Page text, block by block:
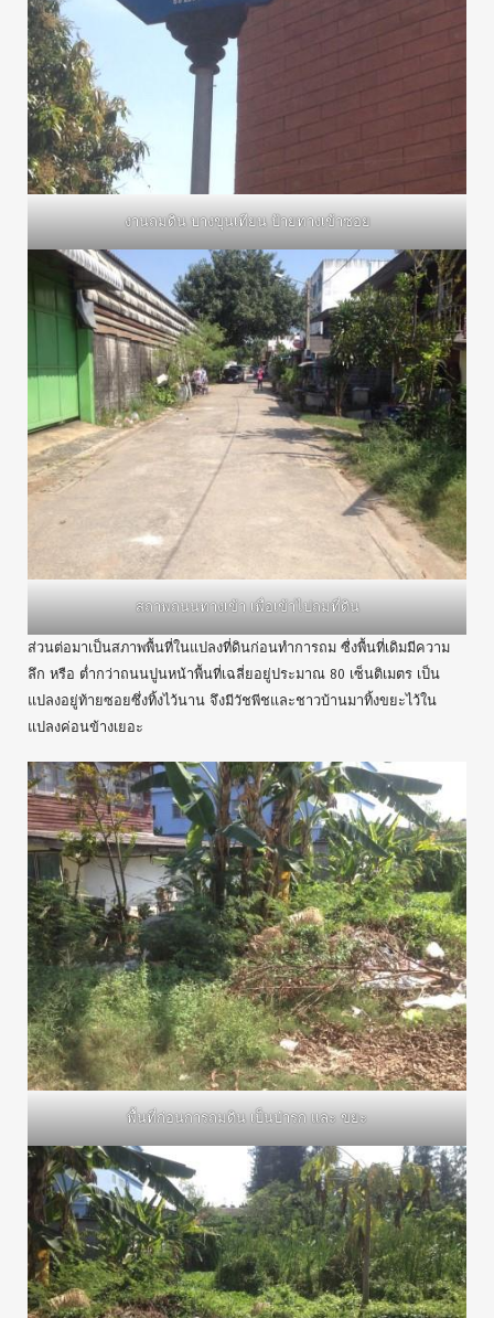
งานถมดิน บางขุนเทียน ป้ายทางเข้าซอย
สถาพถนนทางเข้า เพื่อเข้าไปถมที่ดิน
ส่วนต่อมาเป็นสภาพพื้นที่ในแปลงที่ดินก่อนทำการถม ซื่งพื้นที่เดิมมีความ
ลึก หรือ ต่ำกว่าถนนปูนหน้าพื้นที่เฉลี่ยอยู่ประมาณ 80 เซ็นติเมตร เป็น
แปลงอยู่ท้ายซอยซึ่งทิ้งไว้นาน จึงมีวัชพีชและชาวบ้านมาทิ้งขยะไว้ใน
แปลงค่อนข้างเยอะ
พื้นที่ก่อนการถมดิน เป็นป่ารก และ ขยะ